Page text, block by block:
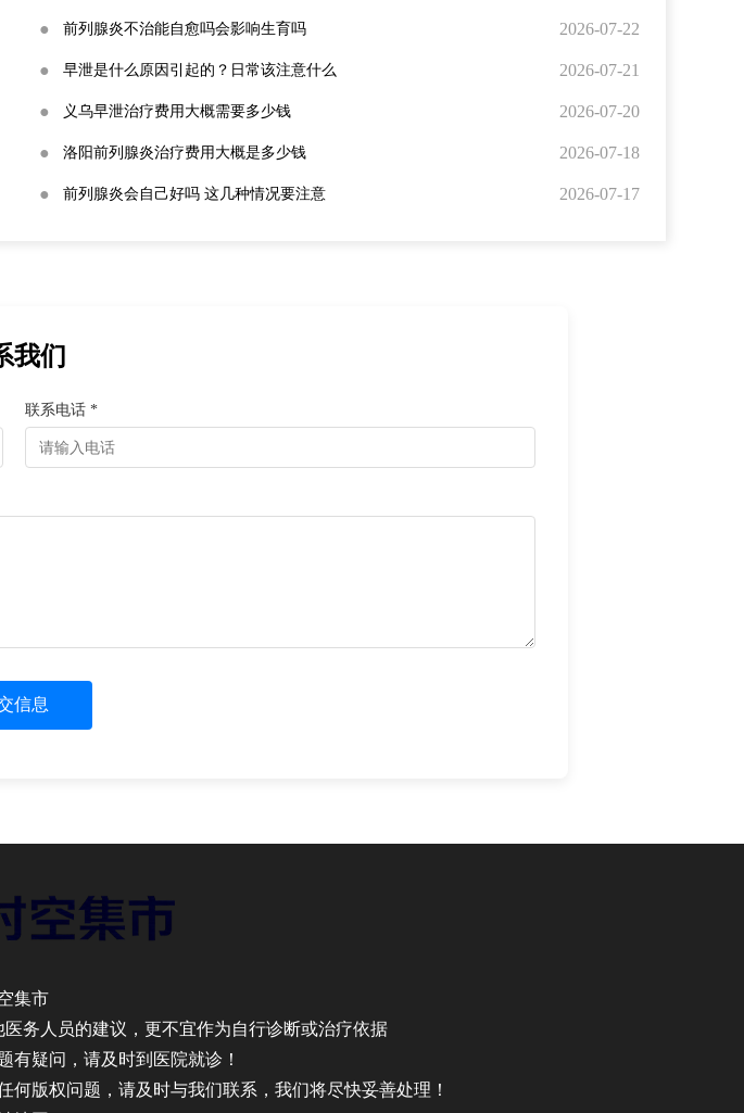
● 前列腺炎不治能自愈吗会影响生育吗 2026-07-22
● 早泄是什么原因引起的？日常该注意什么 2026-07-21
● 义乌早泄治疗费用大概需要多少钱 2026-07-20
● 洛阳前列腺炎治疗费用大概是多少钱 2026-07-18
● 前列腺炎会自己好吗 这几种情况要注意 2026-07-17
我们
联系电话 *
信息
集市
务人员的建议，更不宜作为自行诊断或治疗依据
有疑问，请及时到医院就诊！
版权问题，请及时与我们联系，我们将尽快妥善处理！